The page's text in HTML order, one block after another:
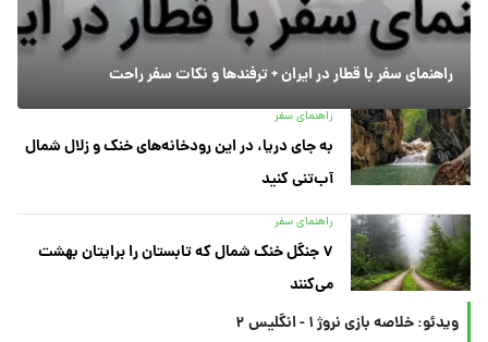
راهنمای سفر با قطار در ایران + ترفندها و نکات سفر راحت
راهنمای سفر
به جای دریا، در این رودخانه‌های خنک و زلال شمال
آب‌تنی کنید
راهنمای سفر
۷ جنگل خنک شمال که تابستان را برایتان بهشت
می‌کنند
ویدئو: خلاصه بازی نروژ ۱ - انگلیس ۲